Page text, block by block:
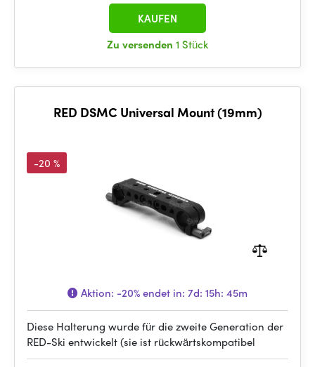
Zu versenden 1 Stück
KAUFEN
RED DSMC Universal Mount (19mm)
-20 %
Aktion: -20%endet in: 7d: 15h: 45m
Diese Halterung wurde für die zweite Generation der
RED-Ski entwickelt (sie ist rückwärtskompatibel